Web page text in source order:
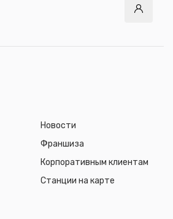
Новости
Франшиза
Корпоративным клиентам
Станции на карте